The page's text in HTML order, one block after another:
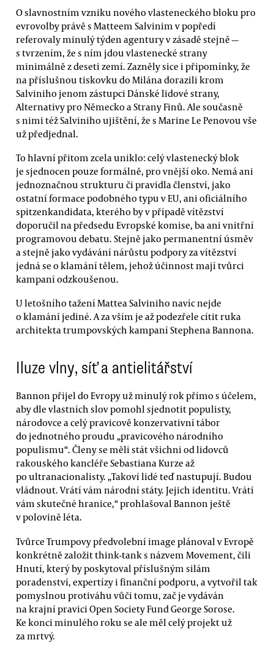
O slavnostním vzniku nového vlasteneckého bloku pro
evrovolby právě s Matteem Salvinim v popředí
referovaly minulý týden agentury v zásadě stejně —
s tvrzením, že s ním jdou vlastenecké strany
minimálně z deseti zemí. Zazněly sice i připomínky, že
na příslušnou tiskovku do Milána dorazili krom
Salviniho jenom zástupci Dánské lidové strany,
Alternativy pro Německo a Strany Finů. Ale současně
s nimi též Salviniho ujištění, že s Marine Le Penovou vše
už předjednal.
To hlavní přitom zcela uniklo: celý vlastenecký blok
je sjednocen pouze formálně, pro vnější oko. Nemá ani
jednoznačnou strukturu či pravidla členství, jako
ostatní formace podobného typu v EU, ani oficiálního
spitzenkandidata, kterého by v případě vítězství
doporučil na předsedu Evropské komise, ba ani vnitřní
programovou debatu. Stejně jako permanentní úsměv
a stejně jako vydávání nárůstu podpory za vítězství
jedná se o klamání tělem, jehož účinnost mají tvůrci
kampaní odzkoušenou.
U letošního tažení Mattea Salviniho navíc nejde
o klamání jediné. A za vším je až podezřele cítit ruka
architekta trumpovských kampaní Stephena Bannona.
Iluze vlny, síť a antielitářství
Bannon přijel do Evropy už minulý rok přímo s účelem,
aby dle vlastních slov pomohl sjednotit populisty,
národovce a celý pravicově konzervativní tábor
do jednotného proudu „pravicového národního
populismu“. Členy se měli stát všichni od lidovců
rakouského kancléře Sebastiana Kurze až
po ultranacionalisty. „Takoví lidé teď nastupují. Budou
vládnout. Vrátí vám národní státy. Jejich identitu. Vrátí
vám skutečné hranice,“ prohlašoval Bannon ještě
v polovině léta.
Tvůrce Trumpovy předvolební image plánoval v Evropě
konkrétně založit think-tank s názvem Movement, čili
Hnutí, který by poskytoval příslušným silám
poradenství, expertízy i finanční podporu, a vytvořil tak
pomyslnou protiváhu vůči tomu, zač je vydáván
na krajní pravici Open Society Fund George Sorose.
Ke konci minulého roku se ale měl celý projekt už
za mrtvý.